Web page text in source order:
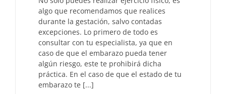
algo que recomendamos que realices
durante la gestación, salvo contadas
excepciones. Lo primero de todo es
consultar con tu especialista, ya que en
caso de que el embarazo pueda tener
algún riesgo, este te prohibirá dicha
práctica. En el caso de que el estado de tu
embarazo te [...]